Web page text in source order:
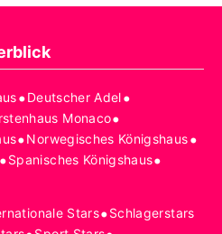
•Deutscher Adel•
Monaco•
•Norwegisches Königshaus•
•Spanisches Königshaus•
Stars•Schlagerstars